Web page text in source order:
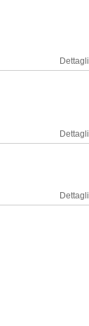
Dettagli
Dettagli
Dettagli